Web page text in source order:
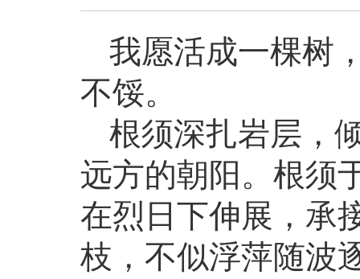
我愿活成一棵树
不馁。
根须深扎岩层，
远方的朝阳。根须
在烈日下伸展，承
枝，不似浮萍随波